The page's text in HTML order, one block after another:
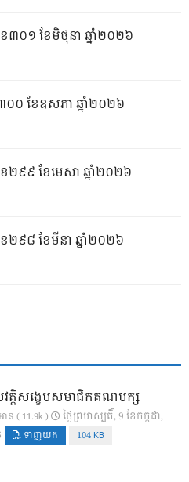
ខ៣០១ ខែមិថុនា ឆ្នាំ២០២៦
០០ ខែឧសភា ឆ្នាំ២០២៦
២៩៩ ខែមេសា ឆ្នាំ២០២៦
២៩៨ ខែមីនា ឆ្នាំ២០២៦
វត្តិសង្ខេបសមាជិកគណបក្ស
ន ( 11.9k )
ថ្ងៃ​ព្រហស្បតិ៍, 9 ខែ​កក្កដា,
ទាញយក 104 KB